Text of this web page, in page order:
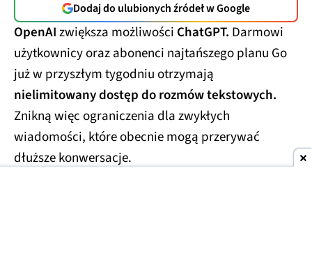
Dodaj do ulubionych źródeł w Google
OpenAIzwiększa możliwości ChatGPT. Darmowi
użytkownicy oraz abonenci najtańszego planu Go
już w przyszłym tygodniu otrzymają
nielimitowany dostęp do rozmów tekstowych.
Znikną więc ograniczenia dla zwykłych
wiadomości, które obecnie mogą przerywać
dłuższe konwersacje.